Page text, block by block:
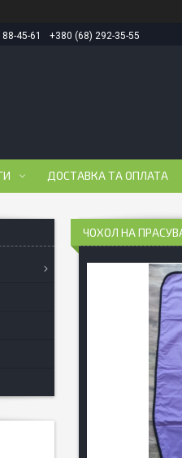
45-61 +380 (68) 292-35-55
ДОСТАВКА ТА ОПЛАТА
ЧОХОЛ НА